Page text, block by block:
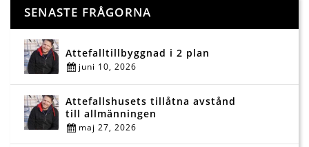
SENASTE FRÅGORNA
Attefalltillbyggnad i 2 plan
juni 10, 2026
Attefallshusets tillåtna avstånd
till allmänningen
maj 27, 2026